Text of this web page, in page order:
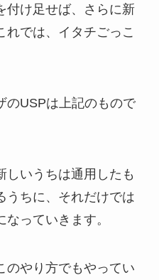
付け足せば、さらに新
れでは、イタチごっこ
のUSPは上記のもので
しいうちは通用したも
うちに、それだけでは
っていきます。
のやり方でもやってい